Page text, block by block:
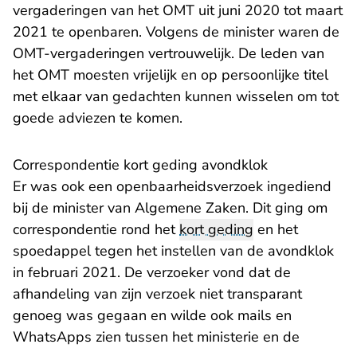
vergaderingen van het OMT uit juni 2020 tot maart
2021 te openbaren. Volgens de minister waren de
OMT-vergaderingen vertrouwelijk. De leden van
het OMT moesten vrijelijk en op persoonlijke titel
met elkaar van gedachten kunnen wisselen om tot
goede adviezen te komen.
Correspondentie kort geding avondklok
Er was ook een openbaarheidsverzoek ingediend
bij de minister van Algemene Zaken. Dit ging om
correspondentie rond hetkort geding en het
spoedappel tegen het instellen van de avondklok
in februari 2021. De verzoeker vond dat de
afhandeling van zijn verzoek niet transparant
genoeg was gegaan en wilde ook mails en
WhatsApps zien tussen het ministerie en de